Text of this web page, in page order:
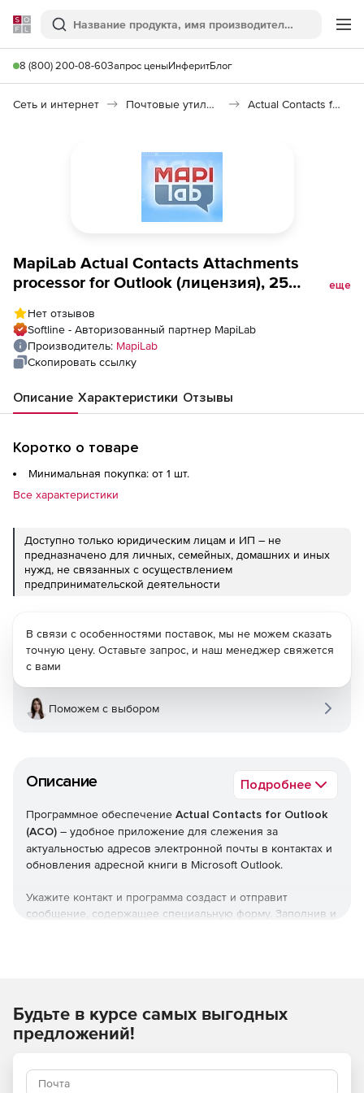
Softline
Поиск
8 (800) 200-08-60Запрос ценыИнферитБлог
Сеть и интернет Почтовые утилиты Actual Contacts for Outlook 2.4
MapiLab Actual Contacts Attachments
processor for Outlook (лицензия), 25
еще
Нет отзывов
Softline - Авторизованный партнер MapiLab
Производитель: MapiLab
Скопировать ссылку
Описание Характеристики Отзывы
Коротко о товаре
Минимальная покупка: от 1 шт.
Все характеристики
Доступно только юридическим лицам и ИП – не
предназначено для личных, семейных, домашних и иных
нужд, не связанных с осуществлением
предпринимательской деятельности
Описание Подробнее
Программное обеспечение Actual Contacts for Outlook
(ACO) – удобное приложение для слежения за
актуальностью адресов электронной почты в контактах и
обновления адресной книги в Microsoft Outlook.
Укажите контакт и программа создаст и отправит
сообщение, содержащее специальную форму. Заполнив и
Программа поддерживает проверку контактов в режиме
слияния (mail merge) в Microsoft Outlook и Microsoft Word
версии 2002 и более поздних. При проверке адреса
адрес, и, получив от сервера (который обслуживает
В связи с особенностями поставок, мы не можем сказать
точную цену. Оставьте запрос, и наш менеджер свяжется
с вами
Поможем с выбором
Будьте в курсе самых выгодных
предложений!